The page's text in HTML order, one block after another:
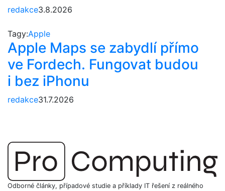
redakce3.8.2026
Tagy:Apple
Apple Maps se zabydlí přímo
ve Fordech. Fungovat budou
i bez iPhonu
redakce31.7.2026
Odborné články, případové studie a příklady IT řešení z reálného